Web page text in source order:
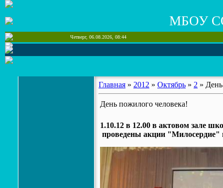
МБОУ
Четверг, 06.08.2026, 08:44
Главная » 2012 » Октябрь » 2 »
День пожилого человека!
1.10.12 в 12.00 в актовом зале
проведены акции